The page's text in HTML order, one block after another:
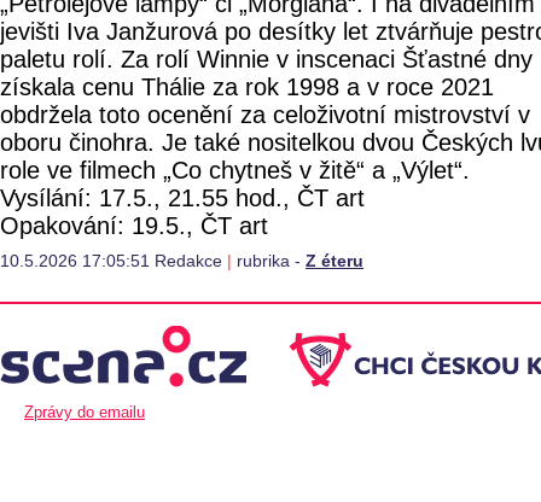
jevišti Iva Janžurová po desítky let ztvárňuje
paletu rolí. Za rolí Winnie v inscenaci Šťastné dny
získala cenu Thálie za rok 1998 a v roce 2021
obdržela toto ocenění za celoživotní mistrovství v
oboru činohra. Je také nositelkou dvou Českých
role ve filmech „Co chytneš v žitě“ a „Výlet“.
Vysílání: 17.5., 21.55 hod., ČT art
Opakování: 19.5., ČT art
10.5.2026 17:05:51 Redakce | rubrika - Z éteru
Zprávy do emailu